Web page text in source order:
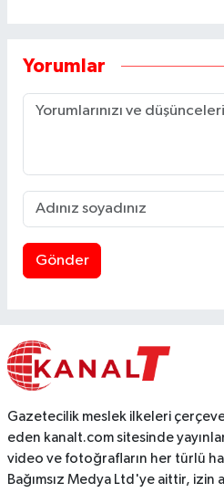
Yorumlar
Gönder
Gazetecilik meslek ilkeleri
eden kanalt.com sitesinde
video ve fotoğrafların her türlü
Bağımsız Medya Ltd'ye aittir, izin